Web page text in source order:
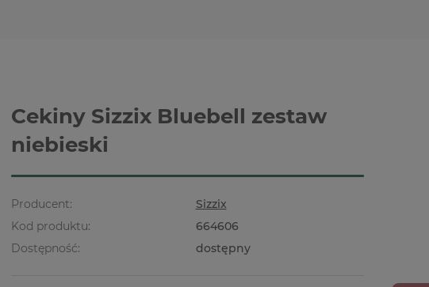
Cekiny Sizzix Bluebell zestaw
niebieski
Producent:
Sizzix
Kod produktu:
664606
Dostępność:
dostępny